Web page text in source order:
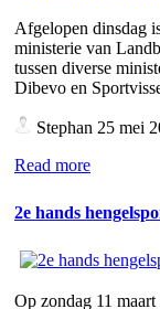
Afgelopen dinsdag
ministerie van
tussen diverse
Dibevo en
Stephan 25 mei
Read more
2e hands
Op zondag 11